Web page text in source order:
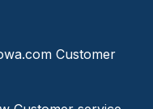
Customer